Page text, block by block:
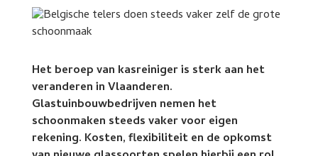
Het beroep van kasreiniger is sterk aan het
veranderen in Vlaanderen.
Glastuinbouwbedrijven nemen het
schoonmaken steeds vaker voor eigen
rekening. Kosten, flexibiliteit en de opkomst